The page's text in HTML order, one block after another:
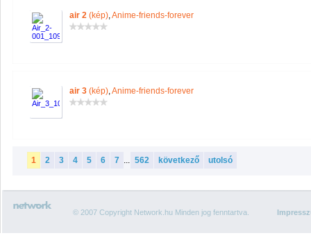
air 2 (kép),Anime-friends-forever
air 3 (kép),Anime-friends-forever
1 2 3 4 5 6 7 ... 562 következő utolsó
© 2007 Copyright Network.hu Minden jog fenntartva.